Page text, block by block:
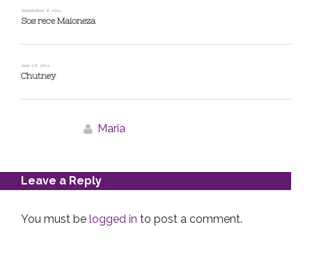
September 6, 2021
Sos rece Maioneza
June 26, 2021
Chutney
Maria
Leave a Reply
You must be logged in to post a comment.